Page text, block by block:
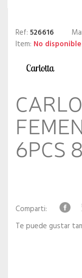
Ref: 526616
Item: No disponible
6PCS
Comparti:
Te puede gustar